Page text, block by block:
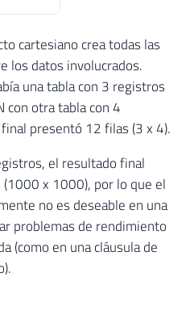
cartesiano crea todas las
los datos involucrados.
una tabla con 3 registros
con otra tabla con 4
presentó 12 filas (3 x 4).
el resultado final
x 1000), por lo que el
no es deseable en una
problemas de rendimiento
(como en una cláusula de